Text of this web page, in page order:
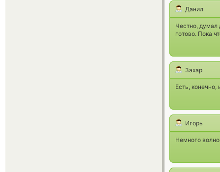
Данил
Честно, думал
готово. Пока
Захар
Есть, конечно,
Игорь
Немного